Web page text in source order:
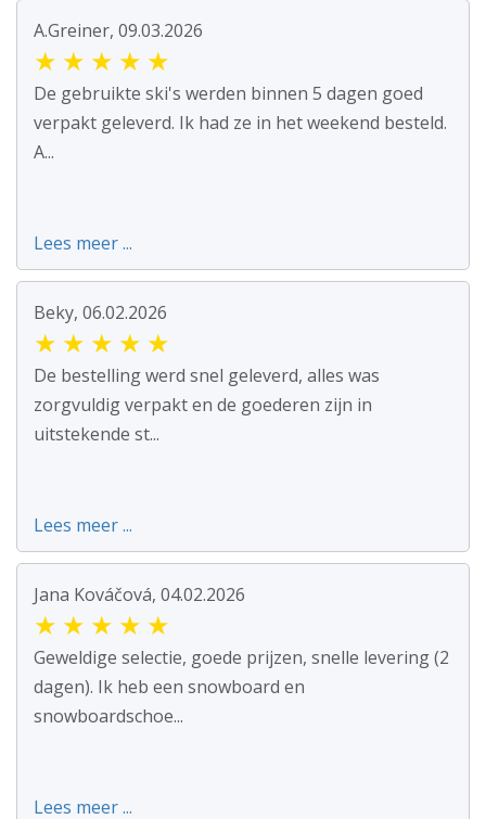
A.Greiner, 09.03.2026
★ ★ ★ ★ ★
De gebruikte ski's werden binnen 5 dagen goed
verpakt geleverd. Ik had ze in het weekend besteld.
A...
Lees meer ...
Beky, 06.02.2026
★ ★ ★ ★ ★
De bestelling werd snel geleverd, alles was
zorgvuldig verpakt en de goederen zijn in
uitstekende st...
Lees meer ...
Jana Kováčová, 04.02.2026
★ ★ ★ ★ ★
Geweldige selectie, goede prijzen, snelle levering (2
dagen). Ik heb een snowboard en
snowboardschoe...
Lees meer ...